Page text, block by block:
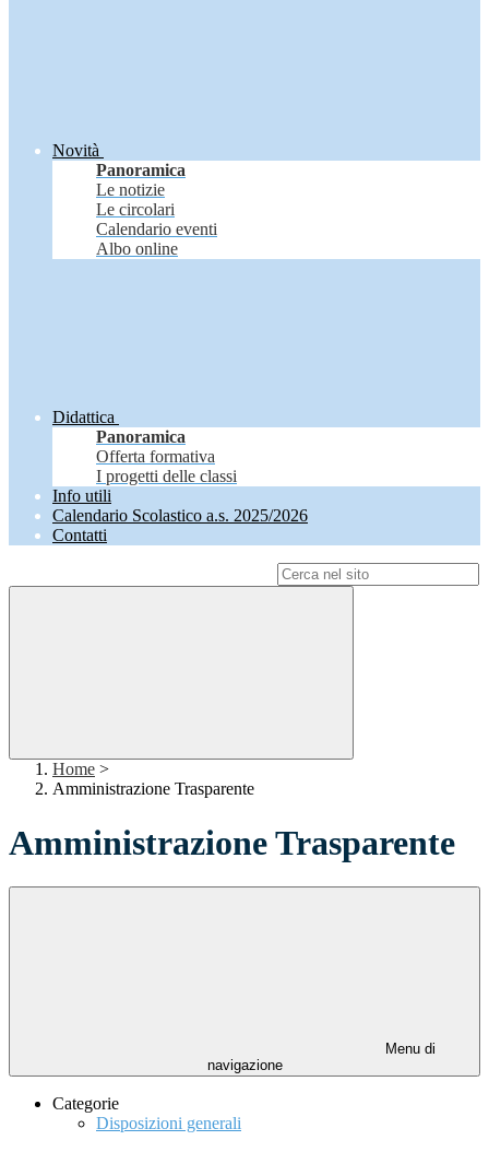
Novità
Panoramica
Le notizie
Le circolari
Calendario eventi
Albo online
Didattica
Panoramica
Offerta formativa
I progetti delle classi
Info utili
Calendario Scolastico a.s. 2025/2026
Contatti
Home >
Amministrazione Trasparente
Amministrazione Trasparente
Menu di
navigazione
Categorie
Disposizioni generali